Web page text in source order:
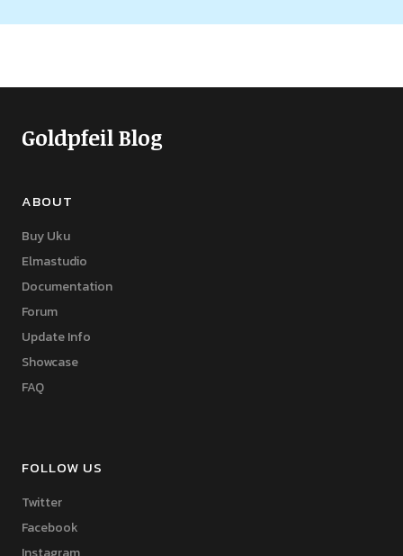
Goldpfeil Blog
ABOUT
Buy Uku
Elmastudio
Documentation
Forum
Update Info
Showcase
FAQ
FOLLOW US
Twitter
Facebook